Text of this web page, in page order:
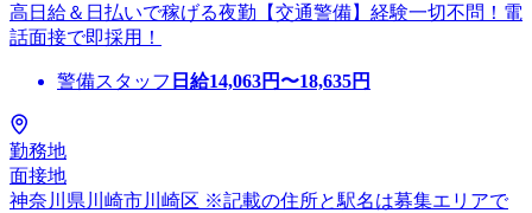
高日給＆日払いで稼げる夜勤【交通警備】経験一切不問！電
話面接で即採用！
警備スタッフ 日給14,063円〜18,635円
勤務地
面接地
神奈川県川崎市川崎区 ※記載の住所と駅名は募集エリアで